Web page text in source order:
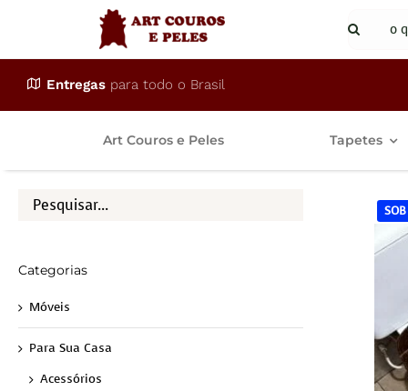
conteúdo
Buscar
Entregas para todo o Brasil
Art Couros e Peles Tapetes
Categorias
Móveis
Para Sua Casa
Acessórios